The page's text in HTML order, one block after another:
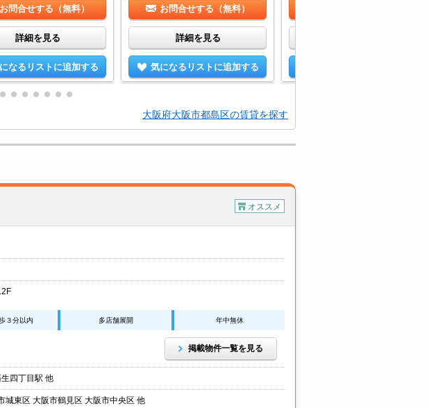
お問合せする（無料）
詳細を見る
なるリストに追加する
お問合せする（無料）
詳細を見る
気になるリストに追加する
大阪府大阪市都島区の賃貸を探す
オススメ
３分以内 多店舗展開 年中無休
掲載物件一覧を見る
四丁目駅 他
城東区 大阪市鶴見区 大阪市中央区 他